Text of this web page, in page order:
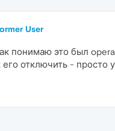
User
понимаю это был opera
его отключить - просто